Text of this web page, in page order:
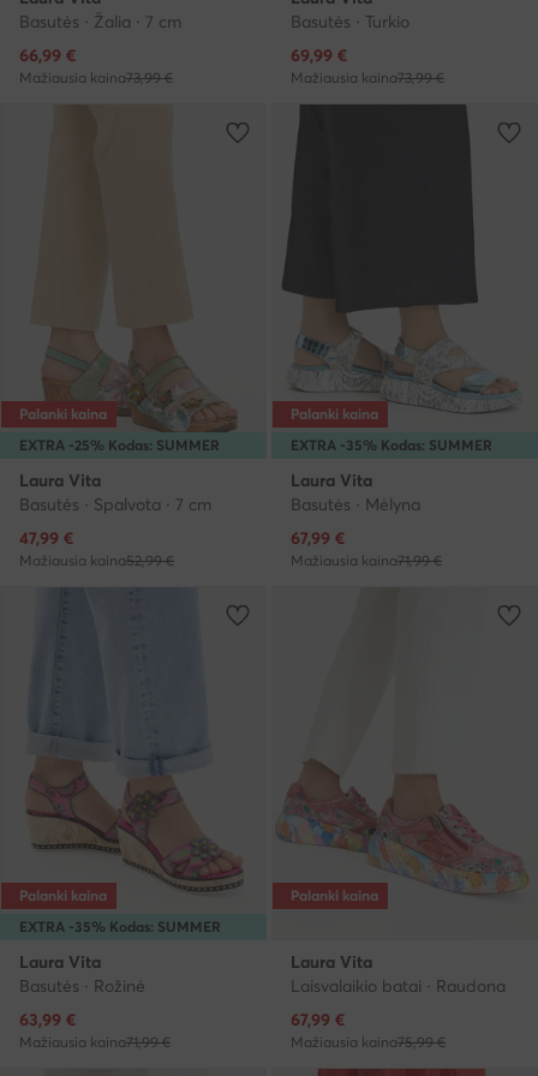
Basutės · Žalia · 7 cm
Dabartinė kaina
66,99 €
Mažiausia kaina73,99 €
Basutės · Turkio
Dabartinė kaina
69,99 €
Mažiausia kaina73,99 €
EXTRA -25% Kodas: SUMMER
Palanki kaina
Laura Vita
Basutės · Spalvota · 7 cm
Dabartinė kaina
47,99 €
Mažiausia kaina52,99 €
EXTRA -35% Kodas: SUMMER
Palanki kaina
Laura Vita
Basutės · Mėlyna
Dabartinė kaina
67,99 €
Mažiausia kaina71,99 €
EXTRA -35% Kodas: SUMMER
Palanki kaina
Laura Vita
Basutės · Rožinė
Dabartinė kaina
63,99 €
Mažiausia kaina71,99 €
Palanki kaina
Laura Vita
Laisvalaikio batai · Raudona
Dabartinė kaina
67,99 €
Mažiausia kaina75,99 €